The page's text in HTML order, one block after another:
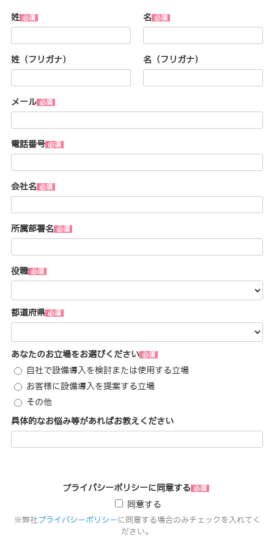
姓 名
姓（フリガナ） 名（フリガナ）
メール
電話番号
会社名
所属部署名
役職
都道府県
あなたのお立場をお選びください
自社で設備導入を検討または使用する立場
お客様に設備導入を提案する立場
その他
具体的なお悩み等があればお教えください
プライバシーポリシーに同意する
同意する
※弊社プライバシーポリシーに同意する場合のみチェックを入れてく
ださい。